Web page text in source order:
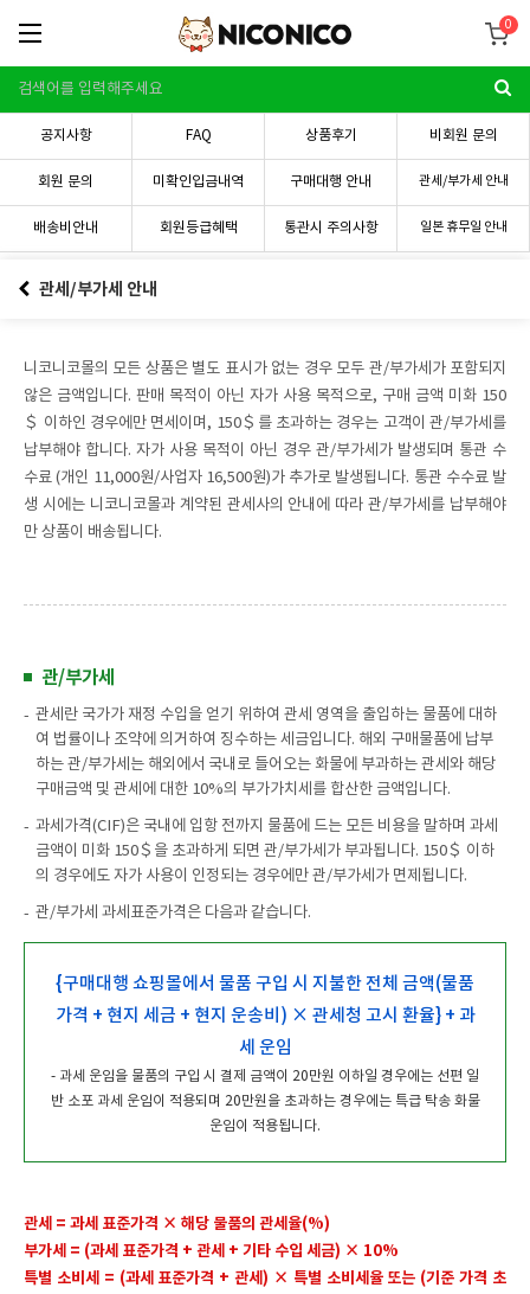
0
공지사항 FAQ 상품후기 비회원 문의
회원 문의 미확인입금내역 구매대행 안내 관세/부가세 안내
배송비안내 회원등급혜택 통관시 주의사항 일본 휴무일 안내
관세/부가세 안내
니코니코몰의 모든 상품은 별도 표시가 없는 경우 모두 관/부가세가 포함되지
않은 금액입니다. 판매 목적이 아닌 자가 사용 목적으로, 구매 금액 미화 150
＄ 이하인 경우에만 면세이며, 150＄를 초과하는 경우는 고객이 관/부가세를
납부해야 합니다. 자가 사용 목적이 아닌 경우 관/부가세가 발생되며 통관 수
수료 (개인 11,000원/사업자 16,500원)가 추가로 발생됩니다. 통관 수수료 발
생 시에는 니코니코몰과 계약된 관세사의 안내에 따라 관/부가세를 납부해야
만 상품이 배송됩니다.
관/부가세
관세란 국가가 재정 수입을 얻기 위하여 관세 영역을 출입하는 물품에 대하
여 법률이나 조약에 의거하여 징수하는 세금입니다. 해외 구매물품에 납부
하는 관/부가세는 해외에서 국내로 들어오는 화물에 부과하는 관세와 해당
구매금액 및 관세에 대한 10%의 부가가치세를 합산한 금액입니다.
과세가격(CIF)은 국내에 입항 전까지 물품에 드는 모든 비용을 말하며 과세
금액이 미화 150＄을 초과하게 되면 관/부가세가 부과됩니다. 150＄ 이하
의 경우에도 자가 사용이 인정되는 경우에만 관/부가세가 면제됩니다.
관/부가세 과세표준가격은 다음과 같습니다.
{구매대행 쇼핑몰에서 물품 구입 시 지불한 전체 금액(물품
가격 + 현지 세금 + 현지 운송비) × 관세청 고시 환율} + 과
세 운임
- 과세 운임을 물품의 구입 시 결제 금액이 20만원 이하일 경우에는 선편 일
반 소포 과세 운임이 적용되며 20만원을 초과하는 경우에는 특급 탁송 화물
운임이 적용됩니다.
관세 = 과세 표준가격 × 해당 물품의 관세율(%)
부가세 = (과세 표준가격 + 관세 + 기타 수입 세금) × 10%
특별 소비세 = (과세 표준가격 + 관세) × 특별 소비세율 또는 (기준 가격 초